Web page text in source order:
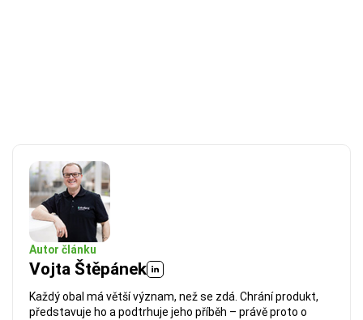
Autor článku
Vojta Štěpánek
Každý obal má větší význam, než se zdá. Chrání produkt,
představuje ho a podtrhuje jeho příběh – právě proto o